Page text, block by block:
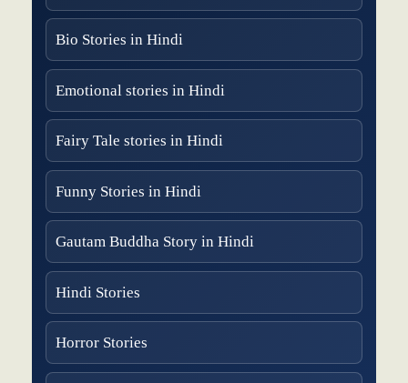
Bio Stories in Hindi
Emotional stories in Hindi
Fairy Tale stories in Hindi
Funny Stories in Hindi
Gautam Buddha Story in Hindi
Hindi Stories
Horror Stories